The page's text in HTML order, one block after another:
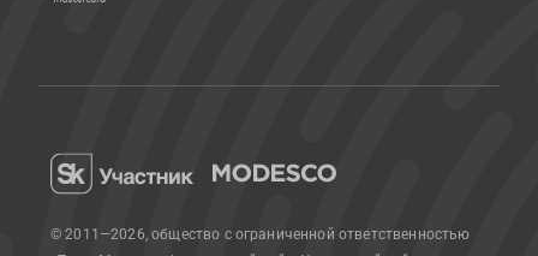
© 2011—2026, общество с ограниченной ответственностью